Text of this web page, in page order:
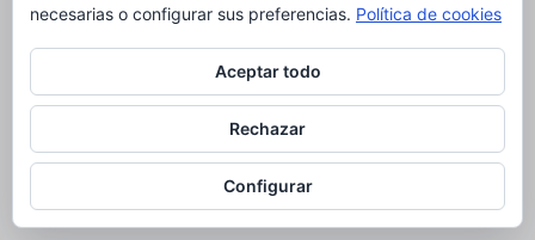
© 2026 el nido del ganso
Powered byPinboard ThemebyOne Designsand
necesarias o configurar sus preferencias. Política de cookies
Aceptar todo
Rechazar
Configurar